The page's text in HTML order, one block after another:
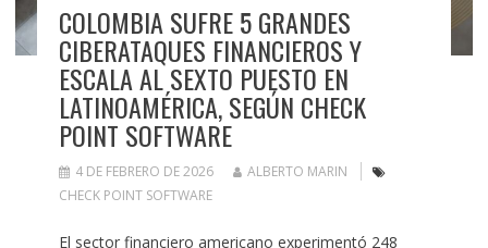
COLOMBIA SUFRE 5 GRANDES
CIBERATAQUES FINANCIEROS Y
ESCALA AL SEXTO PUESTO EN
LATINOAMÉRICA, SEGÚN CHECK
POINT SOFTWARE
4 DE FEBRERO DE 2026
ALBERTO MARIN
CHECK POINT SOFTWARE
El sector financiero americano experimentó 248